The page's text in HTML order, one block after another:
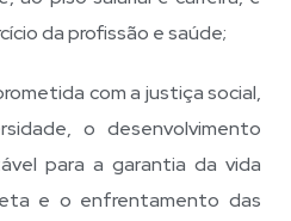
da profissão e saúde;
com a justiça social,
o desenvolvimento
para a garantia da vida
e o enfrentamento das